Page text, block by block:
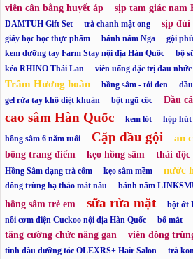
viên cân bằng huyết áp sịp tam giác nam
DAMTUH Gift Set trà chanh mật ong sịp đùi
giấy bạc bọc thực phẩm bánh nấm Nga gội
kem dưỡng tay Farm Stay nội địa Hàn Quốc
bộ
kéo RHINO Thái Lan
viên uống đặc trị đau
Trầm Hương hoàn hồng sâm - tỏi đen
gel rửa tay khô diệt khuẩn
bột ngũ cốc Dầu cá
cao sâm Hàn Quốc kem lót
hộp
hồng sâm 6 năm tuổi
Cặp dầu gội an
bông trang điểm kẹo hồng sâm thải độc
Hồng Sâm dạng trà cốm kẹo sâm mềm nước
đông trùng hạ thảo mắt nâu bánh nấm
hồng sâm trẻ em sữa rửa mặt
bột ớt
nồi cơm điện Cuckoo nội địa Hàn Quốc
bổ mắt
tăng cường chức năng gan viên đông
tinh dầu dưỡng tóc OLEXRS+ Hair Salon trà